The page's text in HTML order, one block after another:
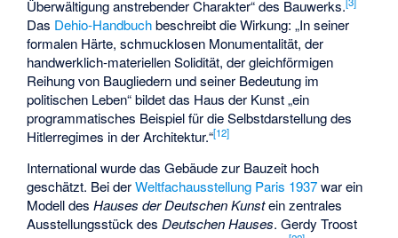
Überwältigung anstrebender Charakter“ des Bauwerks.
Das Dehio-Handbuchbeschreibt die Wirkung: „In seiner
formalen Härte, schmucklosen Monumentalität, der
handwerklich-materiellen Solidität, der gleichförmigen
Reihung von Baugliedern und seiner Bedeutung im
politischen Leben“ bildet das Haus der Kunst „ein
programmatisches Beispiel für die Selbstdarstellung des
Hitlerregimes in der Architektur.“[12]
International wurde das Gebäude zur Bauzeit hoch
geschätzt. Bei derWeltfachausstellung Paris 1937war ein
Modell desHauses der Deutschen Kunstein zentrales
Ausstellungsstück desDeutschen Hauses. Gerdy Troost